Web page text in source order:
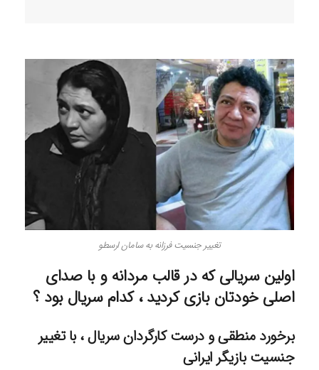
تغییر جنسیت فرزانه به سامان ارسطو
اولین سریالی که در قالب مردانه و با صدای
اصلی خودتان بازی کردید ، کدام سریال بود ؟
برخورد منطقی و درست کارگردان سریال ، با تغییر
جنسیت بازیگر ایرانی